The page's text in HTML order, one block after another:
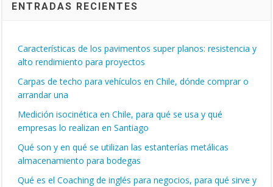
ENTRADAS RECIENTES
Características de los pavimentos super planos: resistencia y
alto rendimiento para proyectos
Carpas de techo para vehículos en Chile, dónde comprar o
arrandar una
Medición isocinética en Chile, para qué se usa y qué
empresas lo realizan en Santiago
Qué son y en qué se utilizan las estanterías metálicas
almacenamiento para bodegas
Qué es el Coaching de inglés para negocios, para qué sirve y